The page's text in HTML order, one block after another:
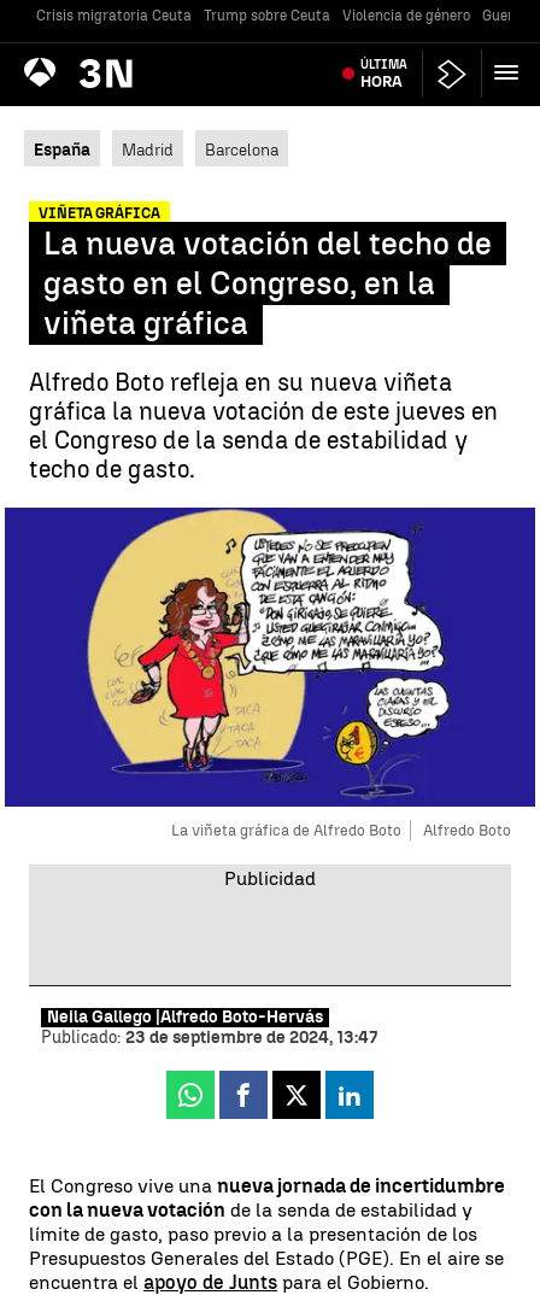
Crisis migratoria Ceuta Trump sobre Ceuta Violencia de género Guerra
Antena
3 Noticias ÚLTIMA
HORA
España Madrid Barcelona
VIÑETA GRÁFICA
La nueva votación del techo de
gasto en el Congreso, en la
viñeta gráfica
Alfredo Boto refleja en su nueva viñeta
gráfica la nueva votación de este jueves en
el Congreso de la senda de estabilidad y
techo de gasto.
La viñeta gráfica de Alfredo Boto Alfredo Boto
Neila Gallego | Alfredo Boto-Hervás
Publicado: 23 de septiembre de 2024, 13:47
Whatsapp
Facebook
X Linkedin
El Congreso vive una nueva jornada de incertidumbre
con la nueva votación de la senda de estabilidad y
límite de gasto, paso previo a la presentación de los
Presupuestos Generales del Estado (PGE). En el aire se
encuentra el apoyo de Junts para el Gobierno.